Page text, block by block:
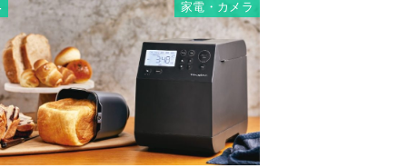
家電・カメラ